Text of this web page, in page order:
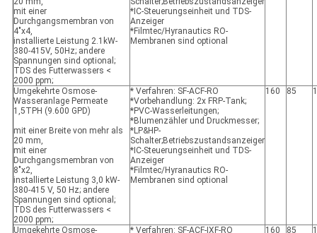
mit einer
Durchgangsmembran von
4"x4,
installierte Leistung 2.1kW-
380-415V, 50Hz; andere
Spannungen sind optional;
TDS des Futterwassers <
2000 ppm;
*IC-Steuerungseinheit und TDS-
Anzeiger
*Filmtec/Hyranautics RO-
Membranen sind optional
Umgekehrte Osmose-
Wasseranlage Permeate
1,5TPH (9.600 GPD)
mit einer Breite von mehr als
20 mm,
mit einer
Durchgangsmembran von
8"x2,
installierte Leistung 3,0 kW-
380-415 V, 50 Hz; andere
Spannungen sind optional;
TDS des Futterwassers <
2000 ppm;
* Verfahren: SF-ACF-RO
*Vorbehandlung: 2x FRP-Tank;
*PVC-Wasserleitungen;
*Blumenzähler und Druckmesser;
*LP&HP-
Schalter;Betriebszustandsanzeiger
*IC-Steuerungseinheit und TDS-
Anzeiger
*Filmtec/Hyranautics RO-
Membranen sind optional
160 85
Umgekehrte Osmose-
* Verfahren: SF-ACF-IXF-RO
160 85